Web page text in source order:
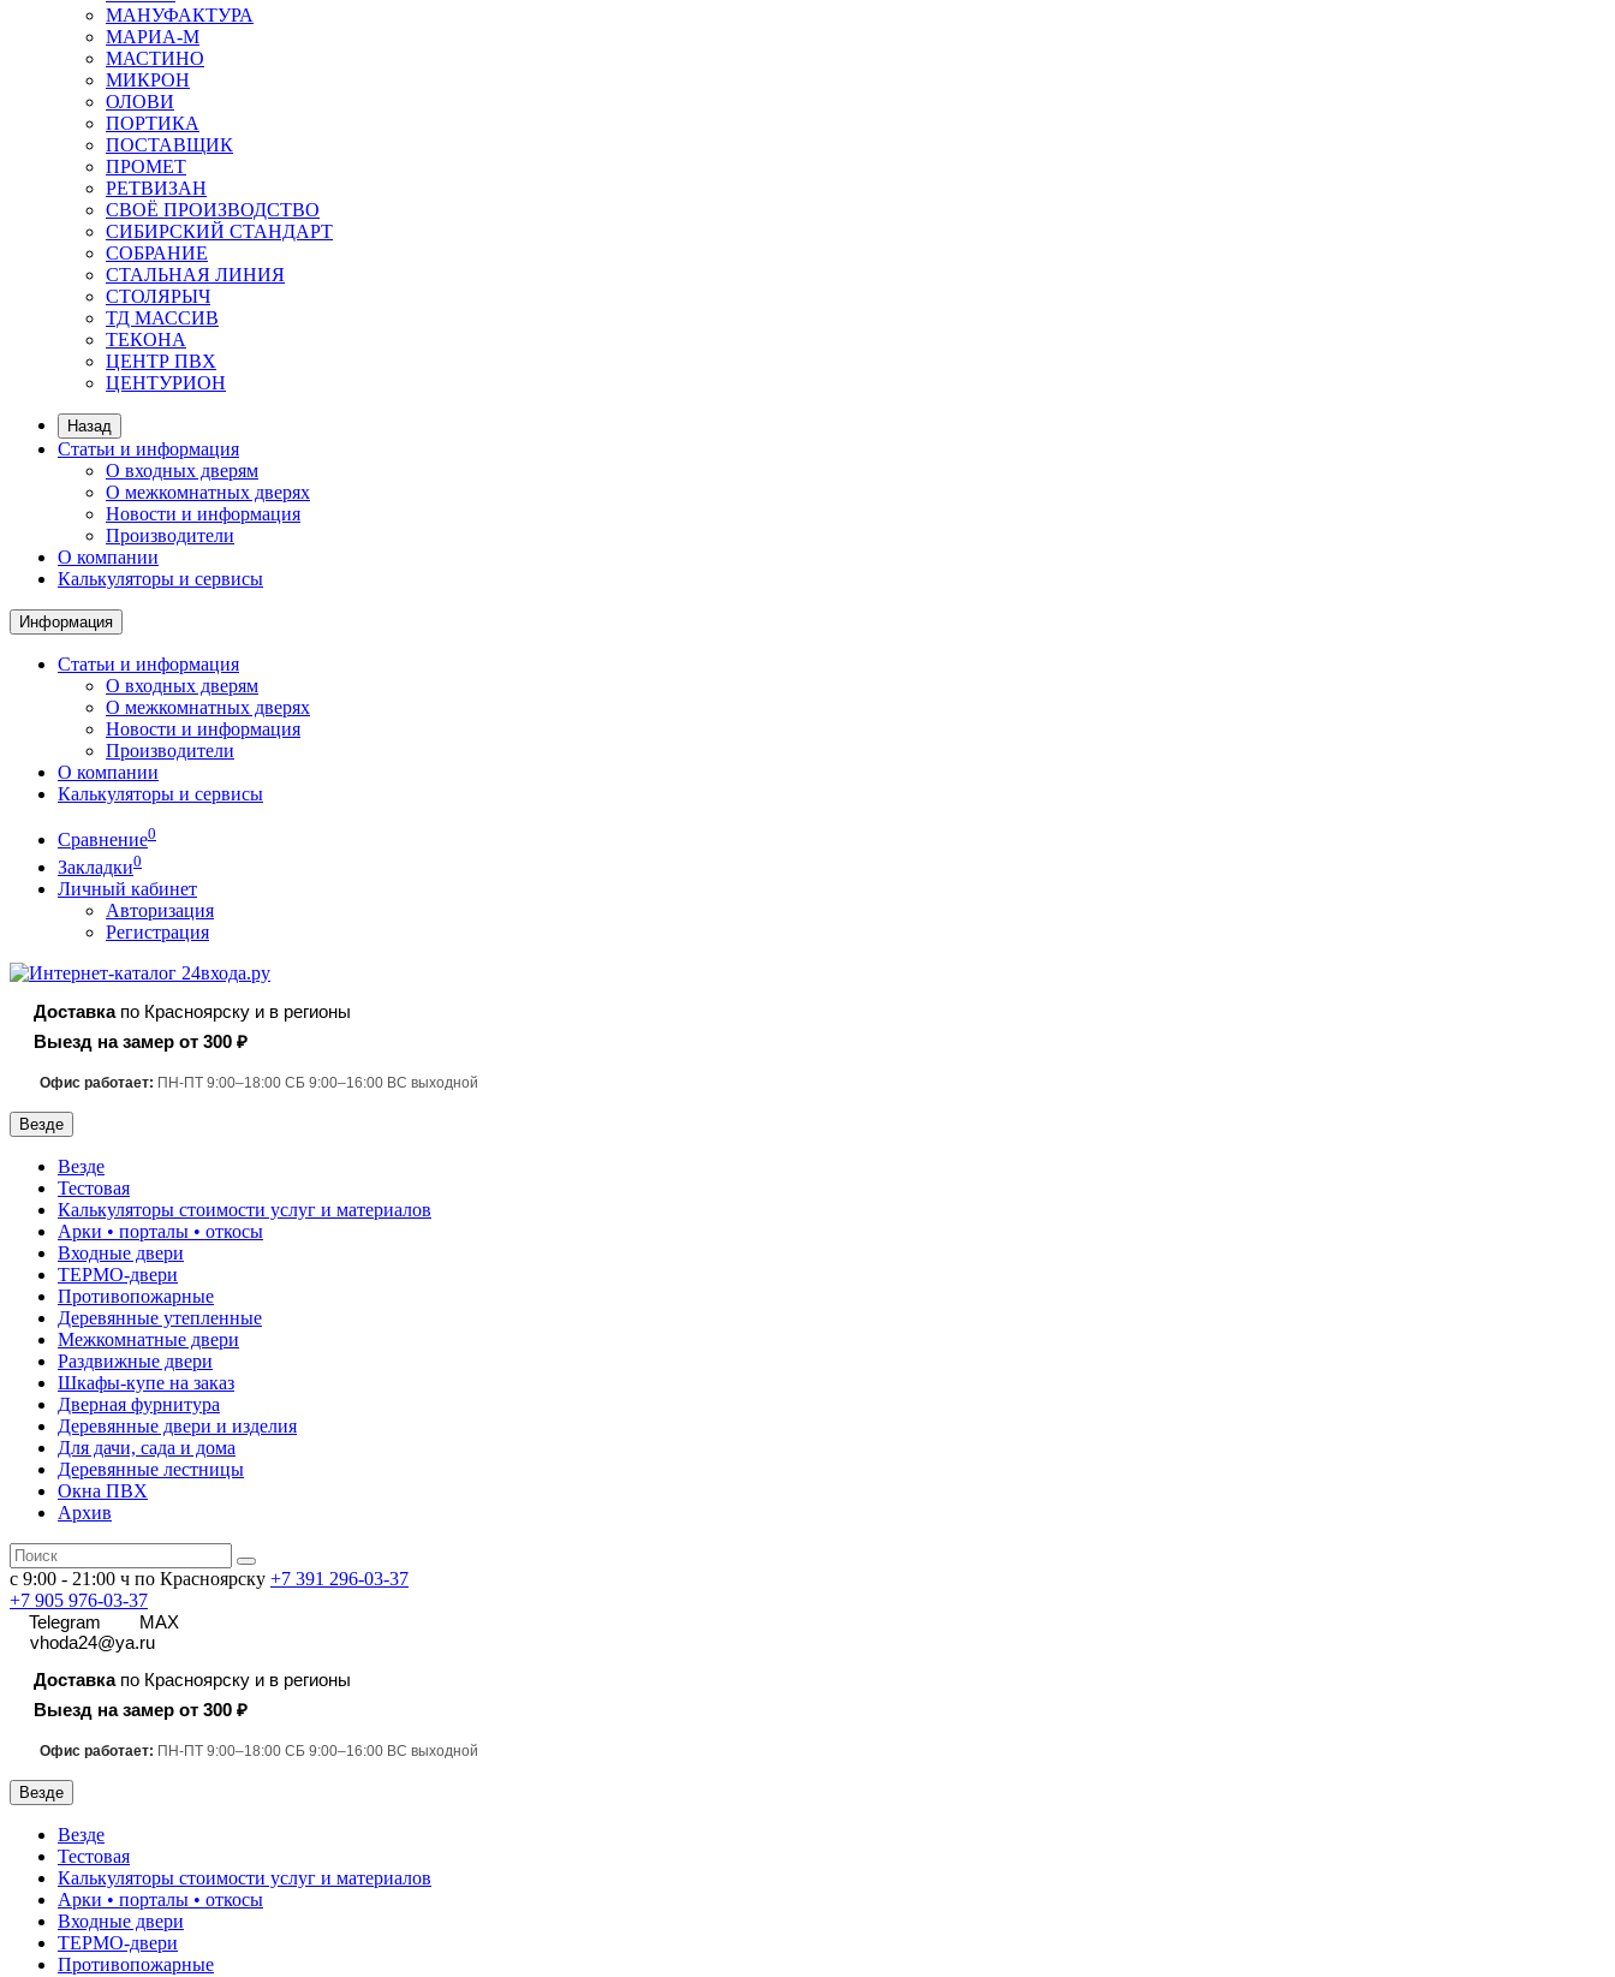
МАНУФАКТУРА
МАРИА-М
МАСТИНО
МИКРОН
ОЛОВИ
ПОРТИКА
ПОСТАВЩИК
ПРОМЕТ
РЕТВИЗАН
СВОЁ ПРОИЗВОДСТВО
СИБИРСКИЙ СТАНДАРТ
СОБРАНИЕ
СТАЛЬНАЯ ЛИНИЯ
СТОЛЯРЫЧ
ТД МАССИВ
ТЕКОНА
ЦЕНТР ПВХ
ЦЕНТУРИОН
Назад
Статьи и информация
О входных дверям
О межкомнатных дверях
Новости и информация
Производители
О компании
Калькуляторы и сервисы
Информация
Статьи и информация
О входных дверям
О межкомнатных дверях
Новости и информация
Производители
О компании
Калькуляторы и сервисы
Сравнение0
Закладки0
Личный кабинет
Авторизация
Регистрация
Доставкапо Красноярску и в регионы
Выезд на замер от 300 ₽
Офис работает: ПН-ПТ 9:00–18:00 СБ 9:00–16:00 ВС выходной
Везде
Везде
Тестовая
Калькуляторы стоимости услуг и материалов
Арки • порталы • откосы
Входные двери
ТЕРМО-двери
Противопожарные
Деревянные утепленные
Межкомнатные двери
Раздвижные двери
Шкафы-купе на заказ
Дверная фурнитура
Деревянные двери и изделия
Для дачи, сада и дома
Деревянные лестницы
Окна ПВХ
Архив
с 9:00 - 21:00 ч по Красноярску +7 391 296-03-37
+7 905 976-03-37
Telegram
MAX
vhoda24@ya.ru
Доставкапо Красноярску и в регионы
Выезд на замер от 300 ₽
Офис работает: ПН-ПТ 9:00–18:00 СБ 9:00–16:00 ВС выходной
Везде
Везде
Тестовая
Калькуляторы стоимости услуг и материалов
Арки • порталы • откосы
Входные двери
ТЕРМО-двери
Противопожарные